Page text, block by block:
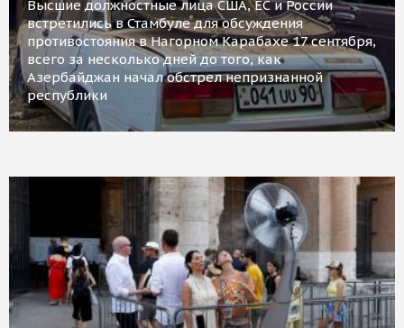
Высшие должностные лица США, ЕС и России
встретились в Стамбуле для обсуждения
противостояния в Нагорном Карабахе 17 сентября,
всего за несколько дней до того, как
Азербайджан начал обстрел непризнанной
республики